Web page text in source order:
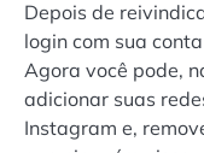
Depois de
login com sua
Agora você pode,
adicionar suas
Instagram e,